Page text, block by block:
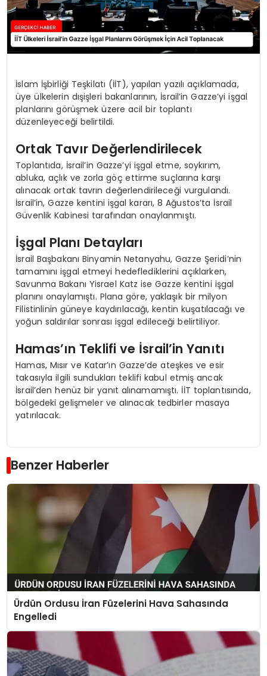
İslam İşbirliği Teşkilatı (İİT), yapılan yazılı açıklamada,
üye ülkelerin dışişleri bakanlarının, İsrail’in Gazze’yi işgal
planlarını görüşmek üzere acil bir toplantı
düzenleyeceği belirtildi.
Ortak Tavır Değerlendirilecek
Toplantıda, İsrail’in Gazze’yi işgal etme, soykırım,
abluka, açlık ve zorla göç ettirme suçlarına karşı
alınacak ortak tavrın değerlendirileceği vurgulandı.
İsrail’in, Gazze kentini işgal kararı, 8 Ağustos’ta İsrail
Güvenlik Kabinesi tarafından onaylanmıştı.
İşgal Planı Detayları
İsrail Başbakanı Binyamin Netanyahu, Gazze Şeridi’nin
tamamını işgal etmeyi hedeflediklerini açıklarken,
Savunma Bakanı Yisrael Katz ise Gazze kentini işgal
planını onaylamıştı. Plana göre, yaklaşık bir milyon
Filistinlinin güneye kaydırılacağı, kentin kuşatılacağı ve
yoğun saldırılar sonrası işgal edileceği belirtiliyor.
Hamas’ın Teklifi ve İsrail’in Yanıtı
Hamas, Mısır ve Katar’ın Gazze’de ateşkes ve esir
takasıyla ilgili sundukları teklifi kabul etmiş ancak
İsrail’den henüz bir yanıt alınamamıştı. İİT toplantısında,
bölgedeki gelişmeler ve alınacak tedbirler masaya
yatırılacak.
Benzer Haberler
Ürdün Ordusu İran Füzelerini Hava Sahasında
Engelledi